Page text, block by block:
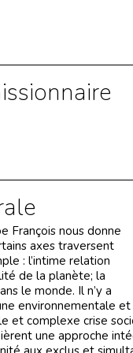
François nous donne
axes traversent
: l’intime relation
de la planète; la
le monde. Il n’y a
environnementale et
et complexe crise
une approche